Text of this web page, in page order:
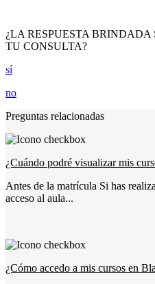
¿LA RESPUESTA
TU CONSULTA?
sí
no
Preguntas relacionadas
¿Cuándo podré visualizar mis
Antes de la matrícula Si has
acceso al aula...
¿Cómo accedo a mis cursos en